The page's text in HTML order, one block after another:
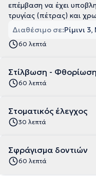
επέμβαση να έχει υποβληθεί σε καθαρισμό δοντιών, ώστε τα ούλα να είναι όσο το δυνατόν
τρυγίας (πέτρας) και
Διαθέσιμο σε:Ρίμινι
60 λεπτά
Στίλβωση - Φθορίωση
60 λεπτά
Στοματικός έλεγχος
30 λεπτά
Σφράγισμα δοντιών
60 λεπτά